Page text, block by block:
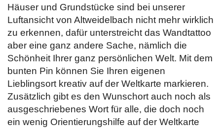
Häuser und Grundstücke sind bei unserer
Luftansicht von Altweidelbach nicht mehr wirklich
zu erkennen, dafür unterstreicht das Wandtattoo
aber eine ganz andere Sache, nämlich die
Schönheit Ihrer ganz persönlichen Welt. Mit dem
bunten Pin können Sie Ihren eigenen
Lieblingsort kreativ auf der Weltkarte markieren.
Zusätzlich gibt es den Wunschort auch noch als
ausgeschriebenes Wort für alle, die doch noch
ein wenig Orientierungshilfe auf der Weltkarte